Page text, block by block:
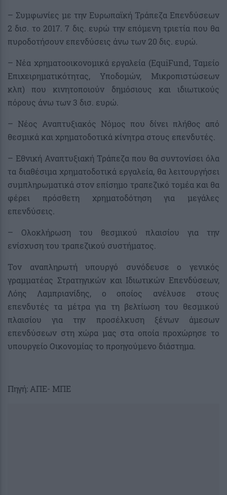
– Συμφωνίες με την Ευρωπαϊκή Τράπεζα Επενδύσεων
2 δισ. το 2017. 7 δις. ευρώ την επόμενη τριετία που θα
πυροδοτήσουν επενδύσεις άνω των 20 δις. ευρώ.
– Νέα χρηματοοικονομικά εργαλεία (EquiFund, Ταμείο
Επιχειρηματικότητας, Υποδομών, Μικροπιστώσεων
κλπ) που κινητοποιούν δημόσιους και ιδιωτικούς
πόρους άνω των 3 δισ. ευρώ.
– Νέος Αναπτυξιακός Νόμος που δίνει πλήθος από
θεσμικά και χρηματοδοτικά κίνητρα στους επενδυτές.
– Εθνική Αναπτυξιακή Τράπεζα που θα συντονίσει όλα
τα διαθέσιμα χρηματοδοτικά εργαλεία, θα λειτουργήσει
συμπληρωματικά στον επίσημο τραπεζικό τομέα και θα
φέρει πρόσθετη χρηματοδότηση για μεγάλες
επενδύσεις.
– Ολοκλήρωση του θεσμικού πλαισίου για την
ενίσχυση του τραπεζικού συστήματος.
Τον αναπληρωτή υπουργό συνόδευσε ο γενικός
γραμματέας Στρατηγικών και Ιδιωτικών Επενδύσεων,
Λόης Λαμπριανίδης, ο οποίος ανέλυσε στους
επενδυτές τα μέτρα για τη βελτίωση του θεσμικού
πλαισίου για την προσέλκυση ξένων άμεσων
επενδύσεων στη χώρα μας στα οποία προχώρησε το
υπουργείο Οικονομίας το προηγούμενο διάστημα.
Πηγή: ΑΠΕ- ΜΠΕ